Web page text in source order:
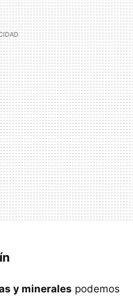
y minerales podemos